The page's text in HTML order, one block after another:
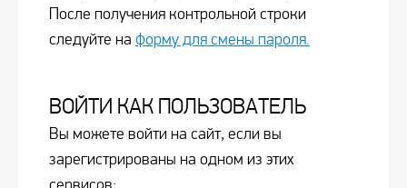
После получения контрольной строки
следуйте на форму для смены пароля.
ВОЙТИ КАК ПОЛЬЗОВАТЕЛЬ
Вы можете войти на сайт, если вы
зарегистрированы на одном из этих